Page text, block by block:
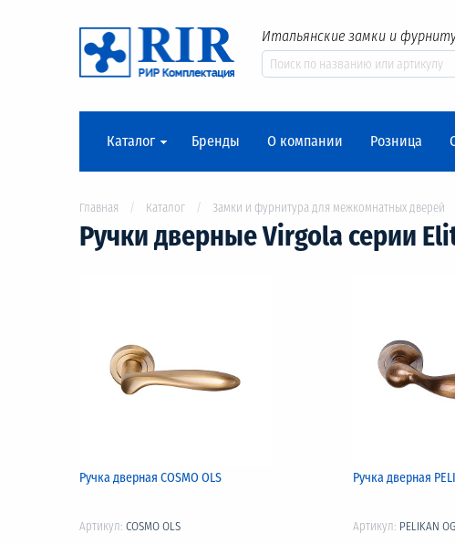
Итальянские замки и
Каталог Бренды О компании Розница
Главная Каталог Замки и фурнитура для межкомнатных дверей
Ручки дверные Virgola серии
Ручка дверная COSMO OLS
Артикул: COSMO OLS
Ручка дверная
Артикул: PELIKAN